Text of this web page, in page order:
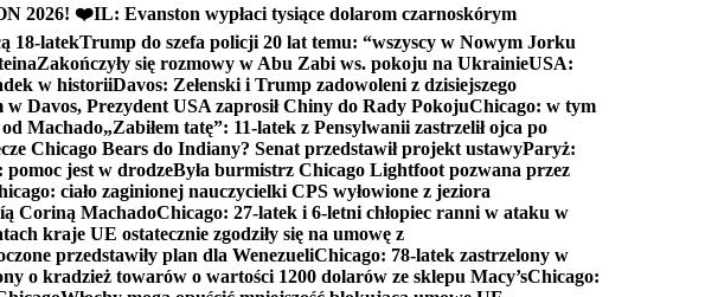
2026! ❤️IL: Evanston wypłaci tysiące dolarom czarnoskórym
18-latekTrump do szefa policji 20 lat temu: “wszyscy w Nowym Jorku
Zakończyły się rozmowy w Abu Zabi ws. pokoju na UkrainieUSA:
w historiiDavos: Zełenski i Trump zadowoleni z dzisiejszego
w Davos, Prezydent USA zaprosił Chiny do Rady PokojuChicago: w tym
Machado„Zabiłem tatę”: 11-latek z Pensylwanii zastrzelił ojca po
Chicago Bears do Indiany? Senat przedstawił projekt ustawyParyż:
jest w drodzeByła burmistrz Chicago Lightfoot pozwana przez
ciało zaginionej nauczycielki CPS wyłowione z jeziora
Coriną MachadoChicago: 27-latek i 6-letni chłopiec ranni w ataku w
kraje UE ostatecznie zgodziły się na umowę z
przedstawiły plan dla WenezueliChicago: 78-latek zastrzelony w
o kradzież towarów o wartości 1200 dolarów ze sklepu Macy’sChicago: